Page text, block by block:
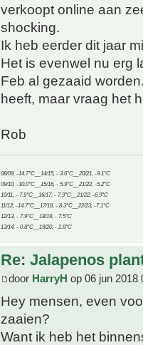
verkoopt online aan
shocking.
Ik heb eerder dit jaar
Het is evenwel nu erg
Feb al gezaaid
heeft, maar vraag het
Rob
08/09, -14.7°C__14/15, - 3.6°C__20/21, -9.1°C
09/10, -10.0°C__15/16, - 5.9°C__21/22, -5.2°C
10/11, - 7.9°C__16/17, - 7.9°C__21/22, -6.9°C
11/12, -14.7°C__17/18, - 8.3°C__22/23, -7.1°C
12/13, - 7.9°C__18/19, - 7.5°C
13/14, - 0.8°C__19/20, - 2.8°C
Re: Jalapenos
door HarryH op 06 jun 2018
Hey mensen, even
zaaien?
Want ik heb het